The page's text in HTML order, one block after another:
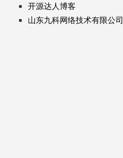
开源达人博客
山东九科网络技术有限公司